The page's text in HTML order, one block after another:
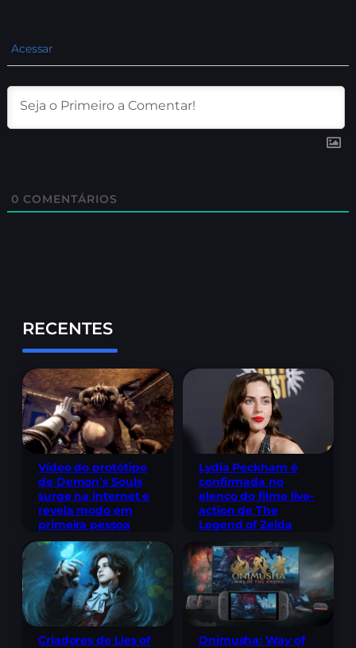
Acessar
0 COMENTÁRIOS
RECENTES
Vídeo do protótipo
de Demon’s Souls
surge na internet e
revela modo em
primeira pessoa
Lydia Peckham é
confirmada no
elenco do filme live-
action de The
Legend of Zelda
Criadores de Lies of
Onimusha: Way of